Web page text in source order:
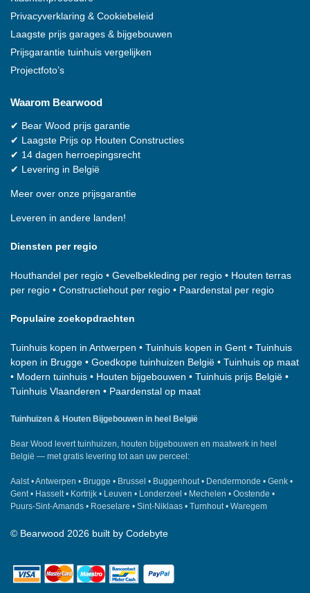
Privacyverklaring & Cookiebeleid
Laagste prijs garages & bijgebouwen
Prijsgarantie tuinhuis vergelijken
Projectfoto’s
Waarom Bearwood
✔ Bear Wood prijs garantie
✔ Laagste Prijs op Houten Constructies
✔ 14 dagen herroepingsrecht
✔ Levering in België
Meer over onze prijsgarantie
Leveren in andere landen!
Diensten per regio
Houthandel per regio • Gevelbekleding per regio • Houten terras
per regio • Constructiehout per regio • Paardenstal per regio
Populaire zoekopdrachten
Tuinhuis kopen in Antwerpen • Tuinhuis kopen in Gent • Tuinhuis
kopen in Brugge • Goedkope tuinhuizen België • Tuinhuis op maat
• Modern tuinhuis • Houten bijgebouwen • Tuinhuis prijs België •
Tuinhuis Vlaanderen • Paardenstal op maat
Tuinhuizen & Houten Bijgebouwen in heel België
Bear Wood levert tuinhuizen, houten bijgebouwen en maatwerk in heel
België — met gratis levering tot aan uw perceel:
Aalst•Antwerpen • Brugge • Brussel • Buggenhout• Dendermonde • Genk •
Gent• Hasselt• Kortrijk • Leuven • Londerzeel • Mechelen • Oostende •
Puurs-Sint-Amands • Roeselare • Sint-Niklaas • Turnhout• Waregem
© Bearwood 2026 built by Codebyte